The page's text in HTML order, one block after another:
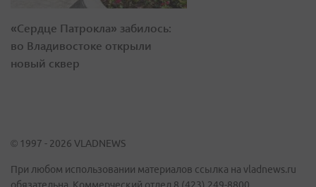
«Сердце Патрокла» забилось:
во Владивостоке открыли
новый сквер
© 1997 - 2026 VLADNEWS
При любом использовании материалов ссылка на vladnews.ru